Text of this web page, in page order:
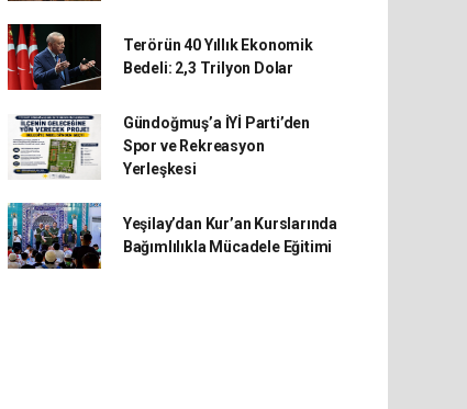
Terörün 40 Yıllık Ekonomik
Bedeli: 2,3 Trilyon Dolar
Gündoğmuş’a İYİ Parti’den
Spor ve Rekreasyon
Yerleşkesi
Yeşilay’dan Kur’an Kurslarında
Bağımlılıkla Mücadele Eğitimi